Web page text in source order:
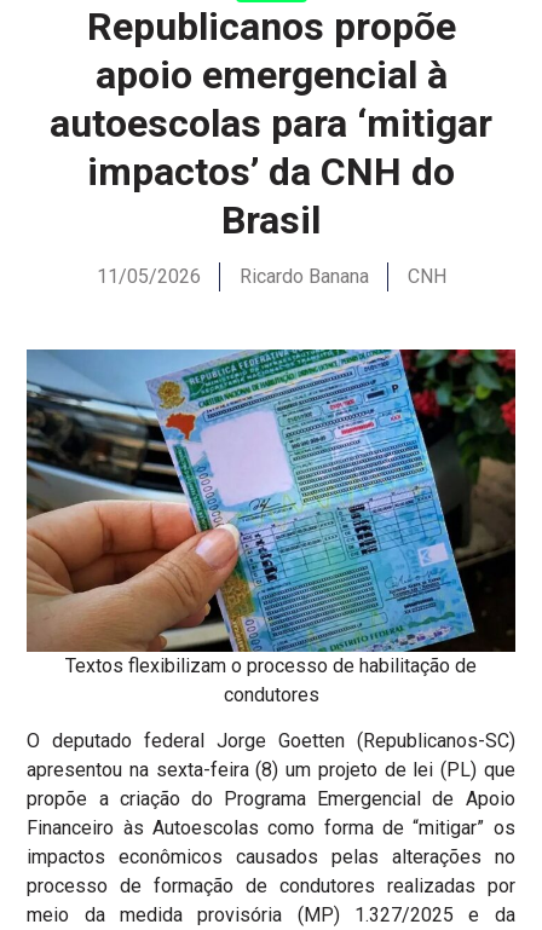
Republicanos propõe
apoio emergencial à
autoescolas para ‘mitigar
impactos’ da CNH do
Brasil
11/05/2026 Ricardo Banana CNH
Textos flexibilizam o processo de habilitação de
condutores
O deputado federal Jorge Goetten (Republicanos-SC)
apresentou na sexta-feira (8) um projeto de lei (PL) que
propõe a criação do Programa Emergencial de Apoio
Financeiro às Autoescolas como forma de “mitigar” os
impactos econômicos causados pelas alterações no
processo de formação de condutores realizadas por
meio da medida provisória (MP) 1.327/2025 e da